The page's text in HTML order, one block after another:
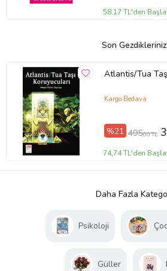
58,17 TL'den
Son Gezdikleriniz
Atlantis/Tua
Kargo Bedava
%21 495,00 TL
74,74 TL'den
Daha Fazla
Psikoloji
Güller